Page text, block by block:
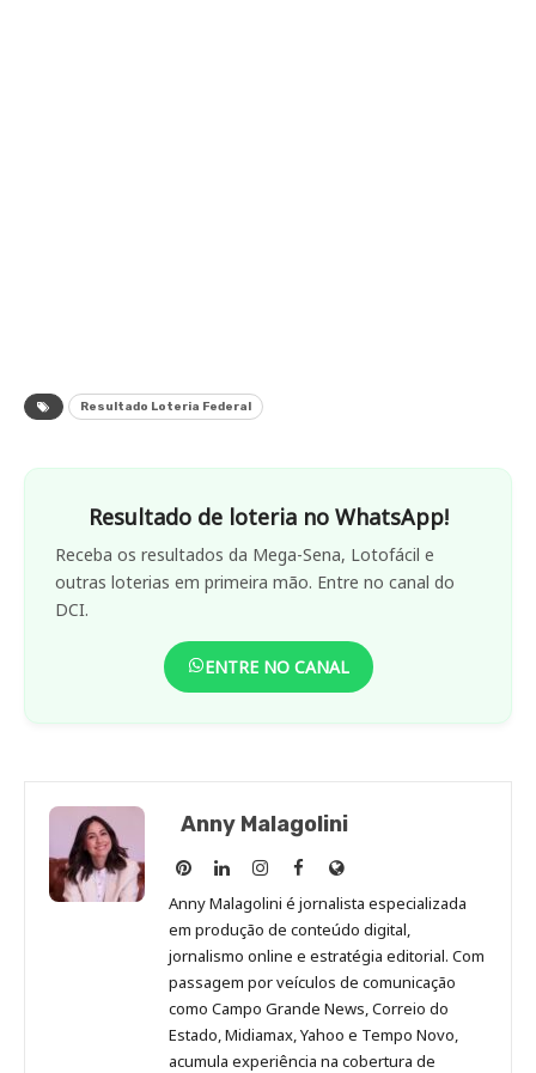
Resultado Loteria Federal
Resultado de loteria no WhatsApp!
Receba os resultados da Mega-Sena, Lotofácil e
outras loterias em primeira mão. Entre no canal do
DCI.
ENTRE NO CANAL
Anny Malagolini
Anny
Malagolini
no
Pinterest
Anny
Malagolini
no
LinkedIn
Anny
Malagolini
no
Instagram
Anny
Malagolini
no
Facebook
Site
de
Anny
Malagolini
Anny Malagolini é jornalista especializada
em produção de conteúdo digital,
jornalismo online e estratégia editorial. Com
passagem por veículos de comunicação
como Campo Grande News, Correio do
Estado, Midiamax, Yahoo e Tempo Novo,
acumula experiência na cobertura de